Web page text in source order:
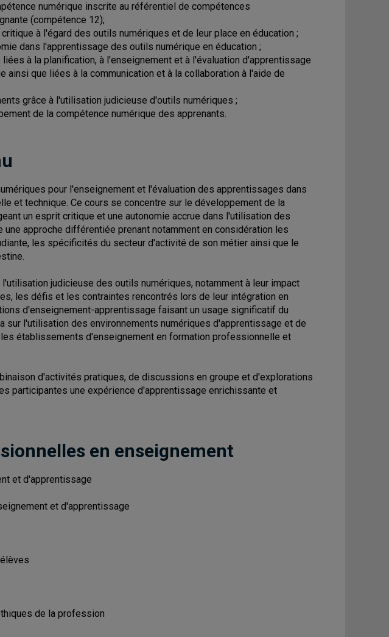
numérique inscrite au référentiel de compétences
(compétence 12);
à l'égard des outils numériques et de leur place en éducation ;
dans l'apprentissage des outils numérique en éducation ;
à la planification, à l'enseignement et à l'évaluation d'apprentissage
que liées à la communication et à la collaboration à l'aide de
grâce à l'utilisation judicieuse d'outils numériques ;
de la compétence numérique des apprenants.
pour l'enseignement et l'évaluation des apprentissages dans
et technique. Ce cours se concentre sur le développement de la
un esprit critique et une autonomie accrue dans l'utilisation des
approche différentiée prenant notamment en considération les
les spécificités du secteur d'activité de son métier ainsi que le
judicieuse des outils numériques, notamment à leur impact
les défis et les contraintes rencontrés lors de leur intégration en
d'enseignement-apprentissage faisant un usage significatif du
sur l'utilisation des environnements numériques d'apprentissage et de
établissements d'enseignement en formation professionnelle et
d'activités pratiques, de discussions en groupe et d'explorations
participantes une expérience d'apprentissage enrichissante et
en enseignement
et d'apprentissage
et d'apprentissage
de la profession